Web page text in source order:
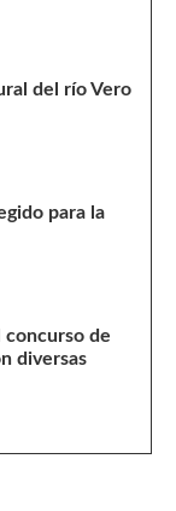
del río Vero
para la
de
diversas